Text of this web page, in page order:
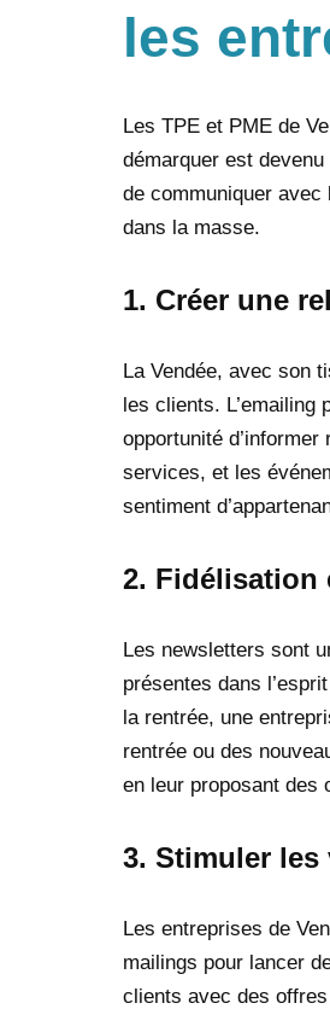
les
Les TPE et PME de
démarquer est
de communiquer
dans la masse.
1. Créer une
La Vendée, avec son
les clients. L’emailing
opportunité
services, et les
sentiment
2. Fidélisation
Les newsletters sont
présentes dans
la rentrée, une
rentrée ou des
en leur proposant des
3. Stimuler les
Les entreprises de
mailings pour lancer
clients avec des